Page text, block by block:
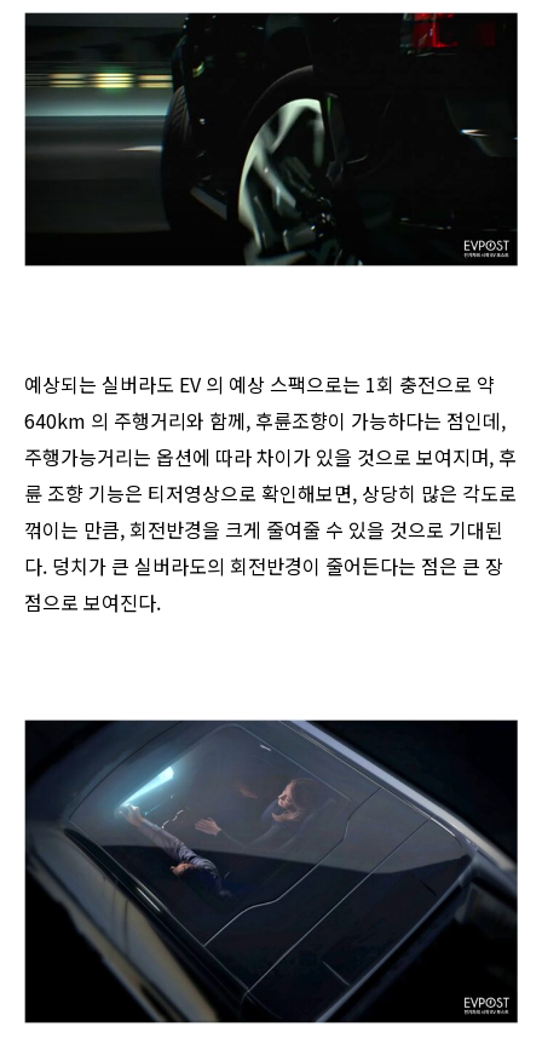
예상되는 실버라도 EV 의 예상 스팩으로는 1회 충전으로 약
640km 의 주행거리와 함께, 후륜조향이 가능하다는 점인데,
주행가능거리는 옵션에 따라 차이가 있을 것으로 보여지며, 후
륜 조향 기능은 티저영상으로 확인해보면, 상당히 많은 각도로
꺾이는 만큼, 회전반경을 크게 줄여줄 수 있을 것으로 기대된
다. 덩치가 큰 실버라도의 회전반경이 줄어든다는 점은 큰 장
점으로 보여진다.